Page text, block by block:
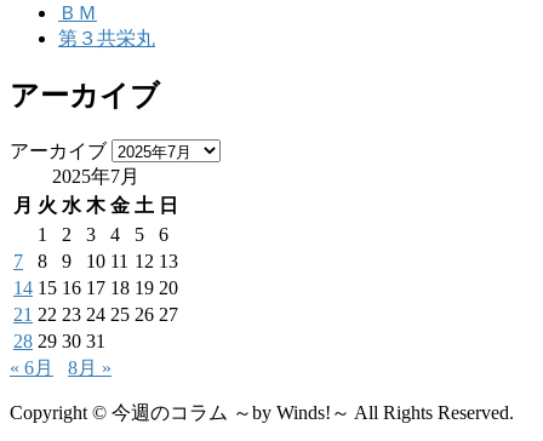
ＢＭ
第３共栄丸
アーカイブ
アーカイブ
2025年7月
月 火 水 木 金 土 日
1
2 3 4 5
6
7
8 9 10 11 12 13
14 15 16 17 18 19 20
21 22 23 24 25 26 27
28 29 30 31
« 6月
8月 »
Copyright © 今週のコラム ～by Winds!～ All Rights Reserved.